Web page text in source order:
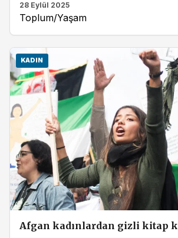
28 Eylül 2025
Toplum/Yaşam
KADIN
Afgan kadınlardan gizli kitap